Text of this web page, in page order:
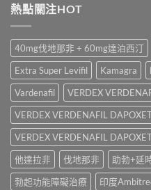
錢、
用
全
面
比
較
與
香
港
購
買
指
南〉
Oral
面
比
較〉
中
犀
學
名
購
買
渠
道、
價
錢
與
真
假
辨
大
Levifil
評
價：
印
度
樂
威
壯
學
名
藥
真
實
效
熱點關注HOT
40mg伐地那非 + 60mg達泊西汀
Extra Super Levifil
Kamagra
Vardenafil
VERDEX
VERDEX VERDENAFIL
VERDEX VERDENAFIL
他達拉非
伐地那非 助勃+延
勃起功能障礙治療
印度